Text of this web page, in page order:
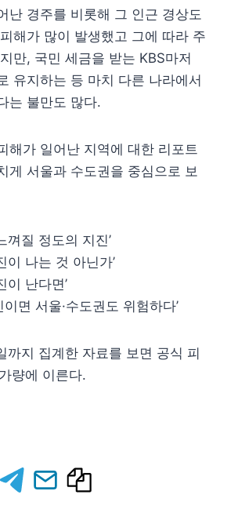
난 경주를 비롯해 그 인근 경상도
해가 많이 발생했고 그에 따라 주
만, 국민 세금을 받는 KBS마저
유지하는 등 마치 다른 나라에서
는 불만도 많다.
해가 일어난 지역에 대한 리포트
게 서울과 수도권을 중심으로 보
껴질 정도의 지진’
이 나는 것 아닌가’
이 난다면’
이면 서울·수도권도 위험하다’
까지 집계한 자료를 보면 공식 피
량에 이른다.